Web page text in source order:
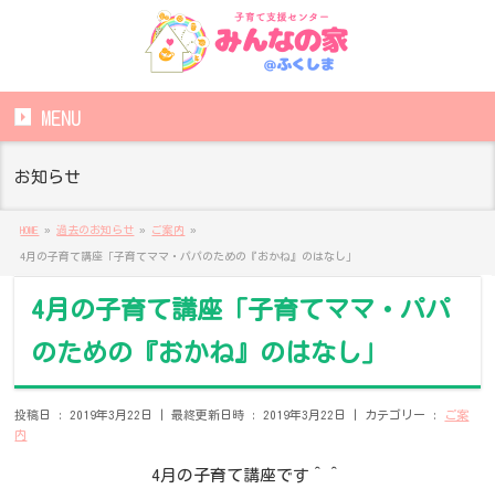
MENU
お知らせ
HOME » 過去のお知らせ » ご案内 »
4月の子育て講座「子育てママ・パパのための『おかね』のはなし」
4月の子育て講座「子育てママ・パパ
のための『おかね』のはなし」
投稿日 : 2019年3月22日 最終更新日時 : 2019年3月22日 カテゴリー :
ご案
内
4月の子育て講座です＾＾